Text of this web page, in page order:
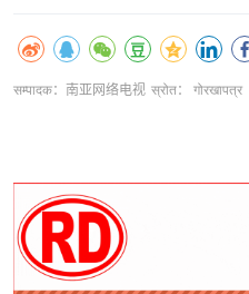
सम्पादक：南亚网络电视 स्रोत： गोरखापत्र